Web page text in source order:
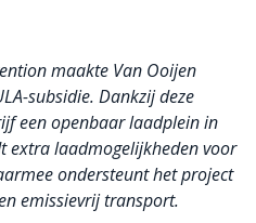
maakte Van Ooijen
subsidie. Dankzij deze
een openbaar laadplein in
extra laadmogelijkheden voor
ondersteunt het project
emissievrij transport.